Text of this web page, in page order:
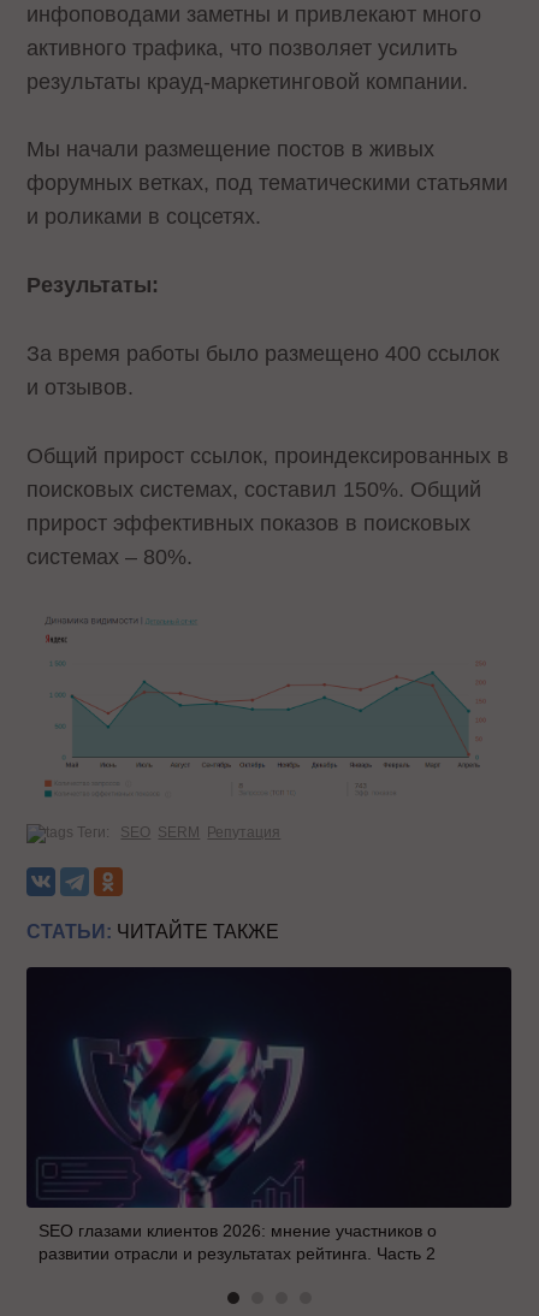
инфоповодами заметны и привлекают много
активного трафика, что позволяет усилить
результаты крауд-маркетинговой компании.
Мы начали размещение постов в живых
форумных ветках, под тематическими статьями
и роликами в соцсетях.
Результаты:
За время работы было размещено 400 ссылок
и отзывов.
Общий прирост ссылок, проиндексированных в
поисковых системах, составил 150%. Общий
прирост эффективных показов в поисковых
системах – 80%.
Теги: SEO SERM Репутация
СТАТЬИ: ЧИТАЙТЕ ТАКЖЕ
SEO глазами клиентов 2026: мнение участников о
развитии отрасли и результатах рейтинга. Часть 2